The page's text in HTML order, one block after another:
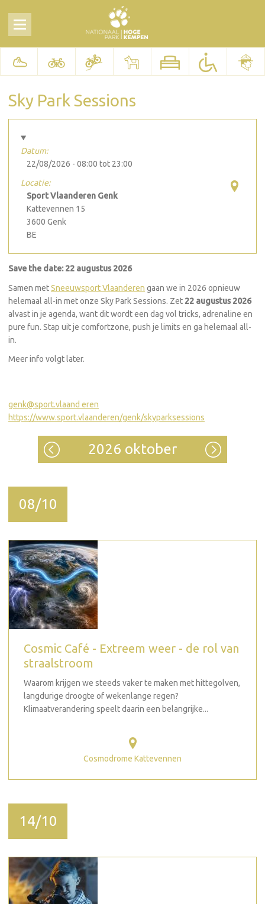
Sky Park Sessions
Datum:
22/08/2026 - 08:00 tot 23:00
Locatie:
Sport Vlaanderen Genk
Kattevennen 15
3600 Genk
BE
Save the date: 22 augustus 2026
Samen metSneeuwsport Vlaanderen gaan we in 2026 opnieuw
helemaal all-in met onze Sky Park Sessions. Zet 22 augustus 2026
alvast in je agenda, want dit wordt een dag vol tricks, adrenaline en
pure fun. Stap uit je comfortzone, push je limits en ga helemaal all-
in.
Meer info volgt later.
genk@sport.vlaand eren
https://www.sport.vlaanderen/genk/skyparksessions
2026 oktober
08/10
Cosmic Café - Extreem weer - de rol van
straalstroom
Waarom krijgen we steeds vaker te maken met hittegolven,
langdurige droogte of wekenlange regen?
Klimaatverandering speelt daarin een belangrijke...
Cosmodrome Kattevennen
14/10